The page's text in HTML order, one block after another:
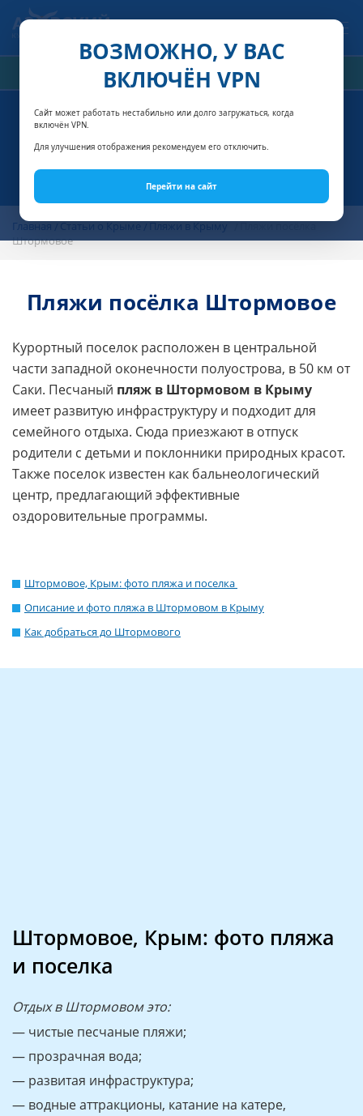
ВОЗМОЖНО, У ВАС
ВКЛЮЧЁН VPN
Сайт может работать нестабильно или долго загружаться, когда
включён VPN.
Для улучшения отображения рекомендуем его отключить.
Перейти на сайт
РАСЧЁТ СТОИМОСТИ
Главная Статьи о Крыме Пляжи в Крыму
Штормовое
Пляжи посёлка Штормовое
Курортный поселок расположен в центральной
части западной оконечности полуострова, в 50 км от
Саки. Песчаный пляж в Штормовом в Крыму
имеет развитую инфраструктуру и подходит для
семейного отдыха. Сюда приезжают в отпуск
родители с детьми и поклонники природных красот.
Также поселок известен как бальнеологический
центр, предлагающий эффективные
оздоровительные программы.
Штормовое, Крым: фото пляжа и поселка
Описание и фото пляжа в Штормовом в Крыму
Как добраться до Штормового
Штормовое, Крым: фото пляжа
и поселка
Отдых в Штормовом это:
— чистые песчаные пляжи;
— прозрачная вода;
— развитая инфраструктура;
— водные аттракционы, катание на катере,